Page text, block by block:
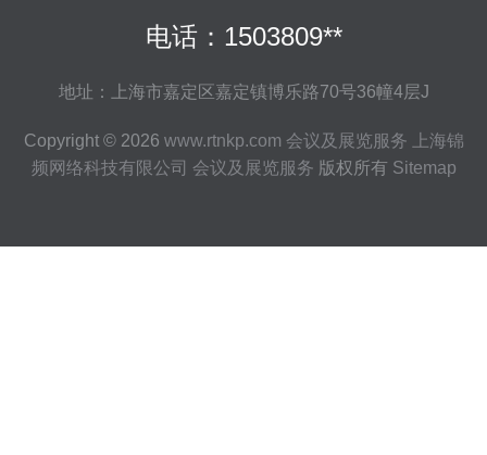
电话：1503809**
地址：上海市嘉定区嘉定镇博乐路70号36幢4层J
Copyright © 2026 www.rtnkp.com 会议及展览服务
上海锦
频网络科技有限公司 会议及展览服务 版权所有 Sitemap